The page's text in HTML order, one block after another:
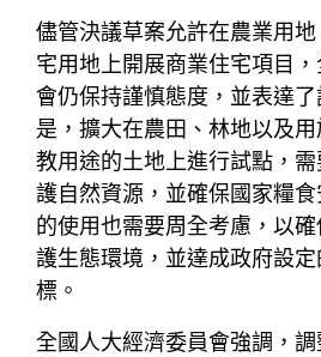
儘管決議草案允許在農業用
宅用地上開展商業住宅項目
會仍保持謹慎態度，並表達
是，擴大在農田、林地以及
教用途的土地上進行試點，
護自然資源，並確保國家糧
的使用也需要周全考慮，以
護生態環境，並達成政府設定
標。
全國人大經濟委員會強調，